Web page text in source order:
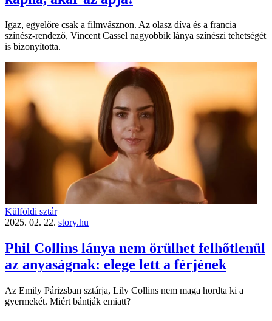
Igaz, egyelőre csak a filmvásznon. Az olasz díva és a francia
színész-rendező, Vincent Cassel nagyobbik lánya színészi tehetségét
is bizonyította.
Külföldi sztár
2025. 02. 22. story.hu
Phil Collins lánya nem örülhet felhőtlenül
az anyaságnak: elege lett a férjének
Az Emily Párizsban sztárja, Lily Collins nem maga hordta ki a
gyermekét. Miért bántják emiatt?